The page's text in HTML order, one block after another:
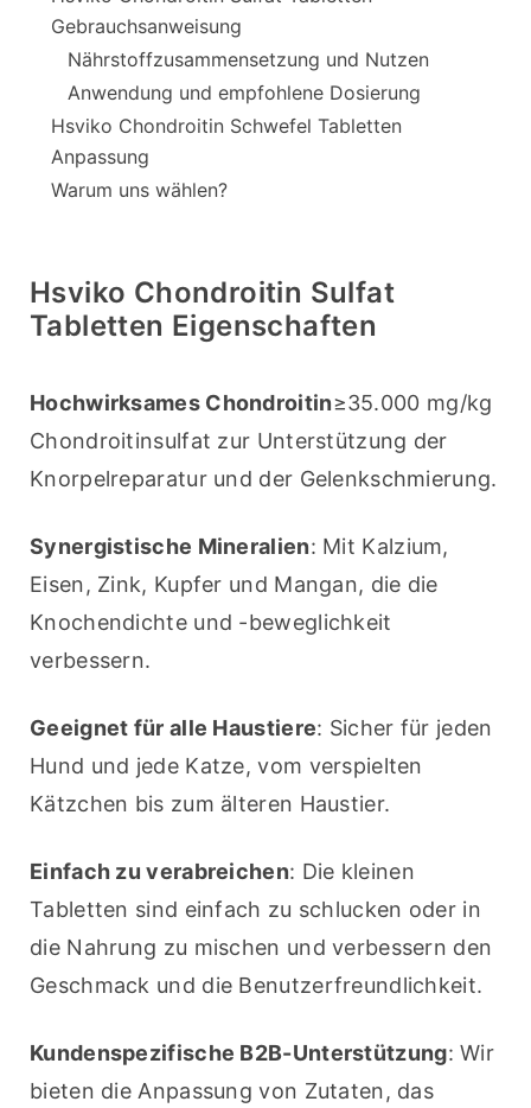
Gebrauchsanweisung
Nährstoffzusammensetzung und Nutzen
Anwendung und empfohlene Dosierung
Hsviko Chondroitin Schwefel Tabletten
Anpassung
Warum uns wählen?
Hsviko Chondroitin Sulfat
Tabletten Eigenschaften
Hochwirksames Chondroitin≥35.000 mg/kg
Chondroitinsulfat zur Unterstützung der
Knorpelreparatur und der Gelenkschmierung.
Synergistische Mineralien: Mit Kalzium,
Eisen, Zink, Kupfer und Mangan, die die
Knochendichte und -beweglichkeit
verbessern.
Geeignet für alle Haustiere: Sicher für jeden
Hund und jede Katze, vom verspielten
Kätzchen bis zum älteren Haustier.
Einfach zu verabreichen: Die kleinen
Tabletten sind einfach zu schlucken oder in
die Nahrung zu mischen und verbessern den
Geschmack und die Benutzerfreundlichkeit.
Kundenspezifische B2B-Unterstützung: Wir
bieten die Anpassung von Zutaten, das